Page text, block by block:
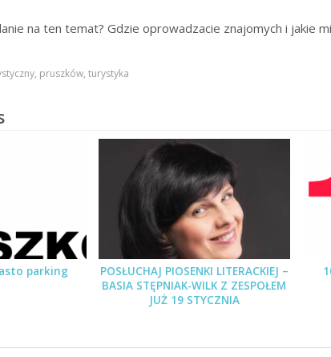
na ten temat? Gdzie oprowadzacie znajomych i jakie
, pruszków, turystyka
parking
POSŁUCHAJ PIOSENKI LITERACKIEJ –
BASIA STĘPNIAK-WILK Z ZESPOŁEM
JUŻ 19 STYCZNIA